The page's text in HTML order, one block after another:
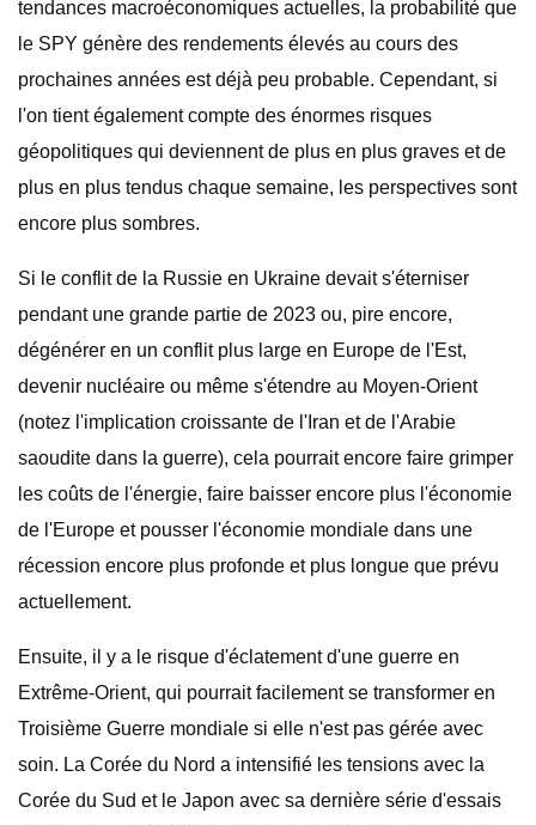
tendances macroéconomiques actuelles, la probabilité que
le SPY génère des rendements élevés au cours des
prochaines années est déjà peu probable. Cependant, si
l'on tient également compte des énormes risques
géopolitiques qui deviennent de plus en plus graves et de
plus en plus tendus chaque semaine, les perspectives sont
encore plus sombres.
Si le conflit de la Russie en Ukraine devait s'éterniser
pendant une grande partie de 2023 ou, pire encore,
dégénérer en un conflit plus large en Europe de l'Est,
devenir nucléaire ou même s'étendre au Moyen-Orient
(notez l'implication croissante de l'Iran et de l'Arabie
saoudite dans la guerre), cela pourrait encore faire grimper
les coûts de l'énergie, faire baisser encore plus l'économie
de l'Europe et pousser l'économie mondiale dans une
récession encore plus profonde et plus longue que prévu
actuellement.
Ensuite, il y a le risque d'éclatement d'une guerre en
Extrême-Orient, qui pourrait facilement se transformer en
Troisième Guerre mondiale si elle n'est pas gérée avec
soin. La Corée du Nord a intensifié les tensions avec la
Corée du Sud et le Japon avec sa dernière série d'essais